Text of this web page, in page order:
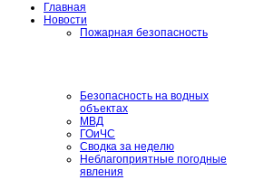
Главная
Новости
Пожарная безопасность
Безопасность на водных
объектах
МВД
ГОиЧС
Сводка за неделю
Неблагоприятные погодные
явления